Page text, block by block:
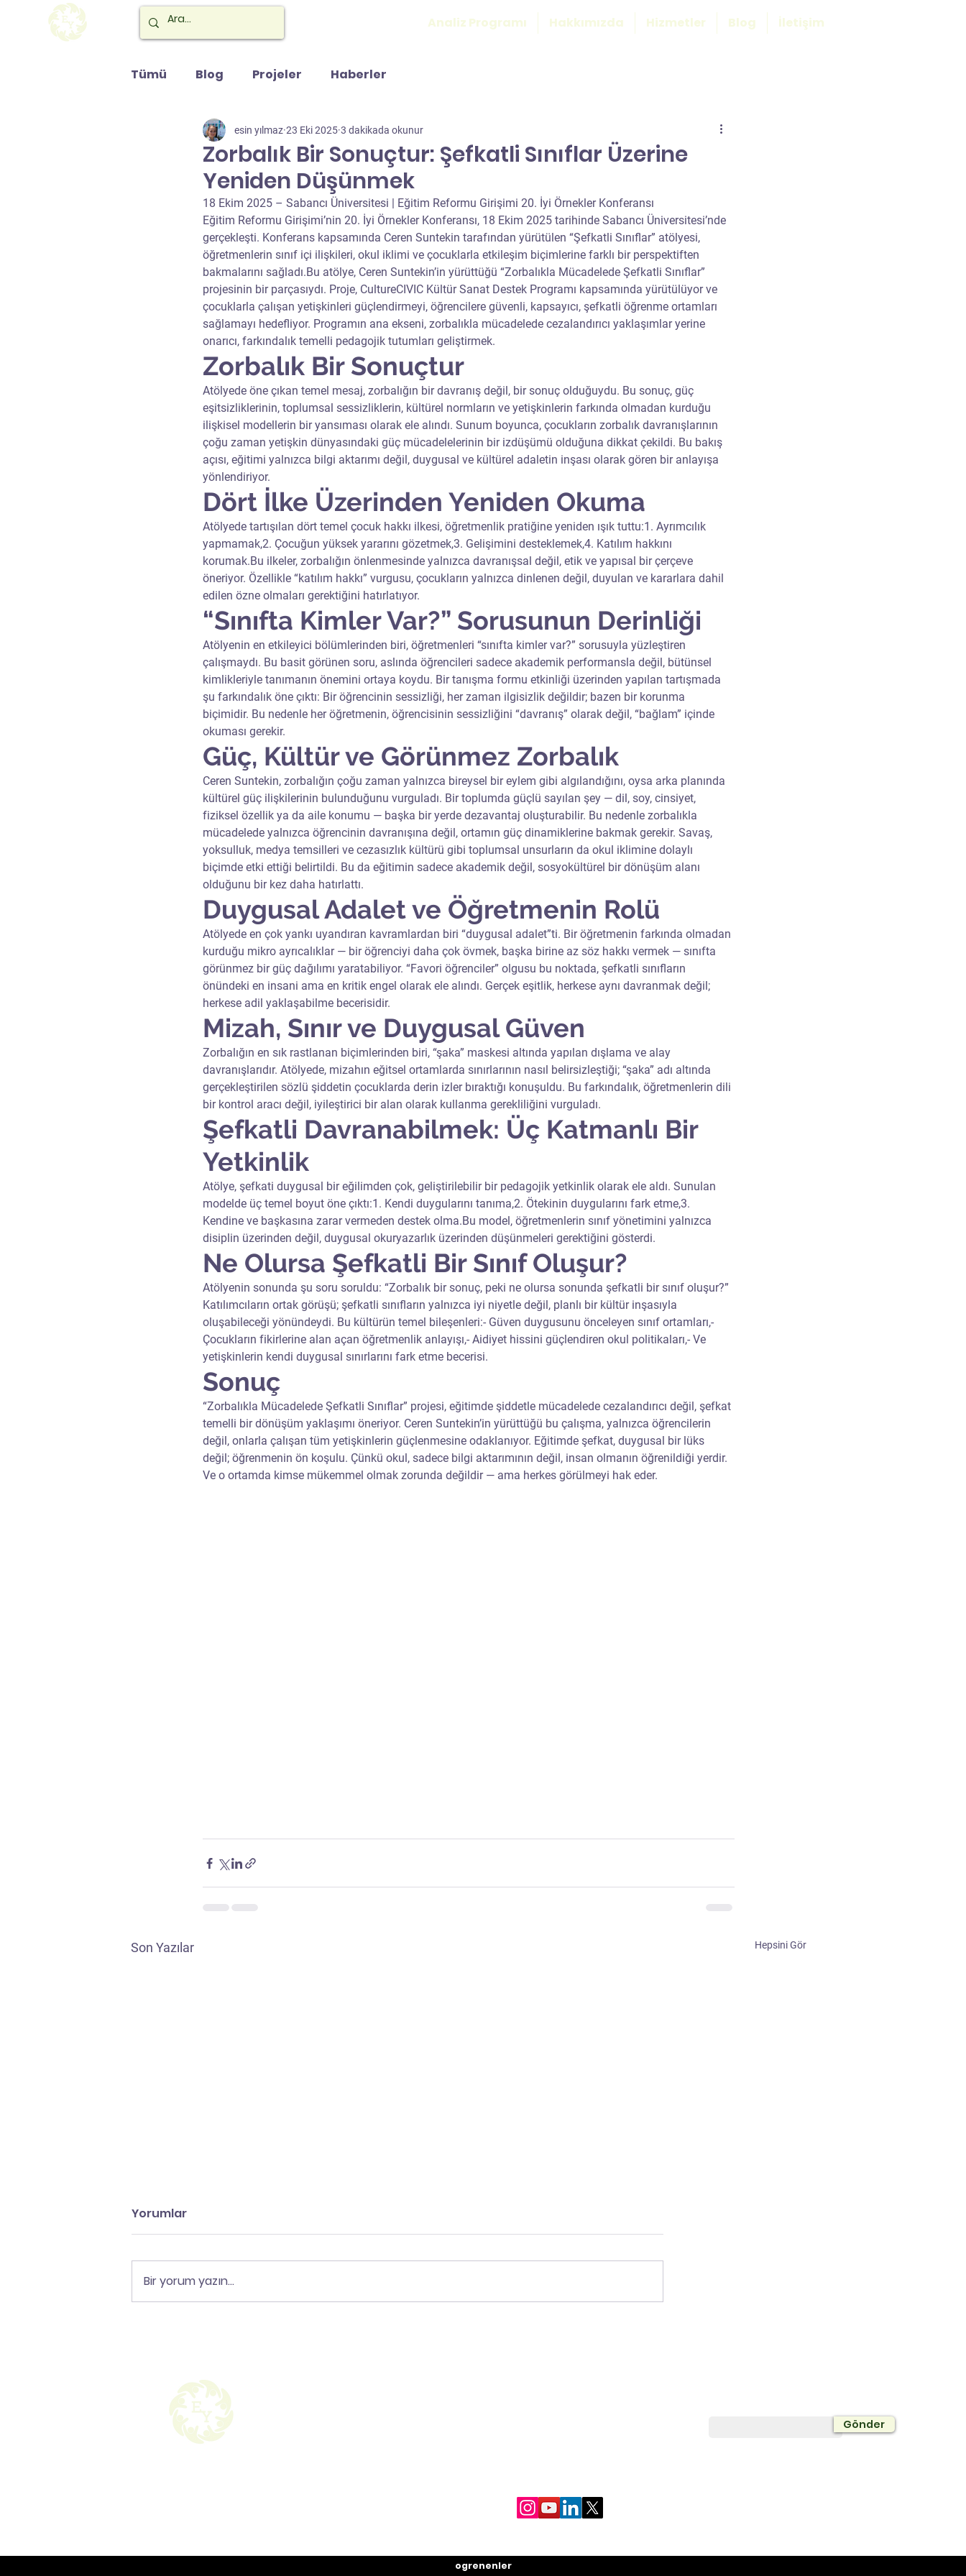
Analiz Programı Hakkımızda Hizmetler Blog İletişim
Tümü Blog Projeler Haberler
Zorbalık Bir Sonuçtur: Şefkatli Sınıflar Üzerine
Yeniden Düşünmek
esin yılmaz 23 Eki 2025 3 dakikada okunur
18 Ekim 2025 – Sabancı Üniversitesi | Eğitim Reformu Girişimi 20. İyi Örnekler Konferansı
Eğitim Reformu Girişimi’nin 20. İyi Örnekler Konferansı, 18 Ekim 2025 tarihinde Sabancı Üniversitesi’nde
gerçekleşti. Konferans kapsamında Ceren Suntekin tarafından yürütülen “Şefkatli Sınıflar” atölyesi,
öğretmenlerin sınıf içi ilişkileri, okul iklimi ve çocuklarla etkileşim biçimlerine farklı bir perspektiften
bakmalarını sağladı.Bu atölye, Ceren Suntekin’in yürüttüğü “Zorbalıkla Mücadelede Şefkatli Sınıflar”
projesinin bir parçasıydı. Proje, CultureCIVIC Kültür Sanat Destek Programı kapsamında yürütülüyor ve
çocuklarla çalışan yetişkinleri güçlendirmeyi, öğrencilere güvenli, kapsayıcı, şefkatli öğrenme ortamları
sağlamayı hedefliyor. Programın ana ekseni, zorbalıkla mücadelede cezalandırıcı yaklaşımlar yerine
onarıcı, farkındalık temelli pedagojik tutumları geliştirmek.
Zorbalık Bir Sonuçtur
Atölyede öne çıkan temel mesaj, zorbalığın bir davranış değil, bir sonuç olduğuydu. Bu sonuç, güç
eşitsizliklerinin, toplumsal sessizliklerin, kültürel normların ve yetişkinlerin farkında olmadan kurduğu
ilişkisel modellerin bir yansıması olarak ele alındı. Sunum boyunca, çocukların zorbalık davranışlarının
çoğu zaman yetişkin dünyasındaki güç mücadelelerinin bir izdüşümü olduğuna dikkat çekildi. Bu bakış
açısı, eğitimi yalnızca bilgi aktarımı değil, duygusal ve kültürel adaletin inşası olarak gören bir anlayışa
yönlendiriyor.
Dört İlke Üzerinden Yeniden Okuma
Atölyede tartışılan dört temel çocuk hakkı ilkesi, öğretmenlik pratiğine yeniden ışık tuttu:1. Ayrımcılık
yapmamak,2. Çocuğun yüksek yararını gözetmek,3. Gelişimini desteklemek,4. Katılım hakkını
korumak.Bu ilkeler, zorbalığın önlenmesinde yalnızca davranışsal değil, etik ve yapısal bir çerçeve
öneriyor. Özellikle “katılım hakkı” vurgusu, çocukların yalnızca dinlenen değil, duyulan ve kararlara dahil
edilen özne olmaları gerektiğini hatırlatıyor.
“Sınıfta Kimler Var?” Sorusunun Derinliği
Atölyenin en etkileyici bölümlerinden biri, öğretmenleri “sınıfta kimler var?” sorusuyla yüzleştiren
çalışmaydı. Bu basit görünen soru, aslında öğrencileri sadece akademik performansla değil, bütünsel
kimlikleriyle tanımanın önemini ortaya koydu. Bir tanışma formu etkinliği üzerinden yapılan tartışmada
şu farkındalık öne çıktı: Bir öğrencinin sessizliği, her zaman ilgisizlik değildir; bazen bir korunma
biçimidir. Bu nedenle her öğretmenin, öğrencisinin sessizliğini “davranış” olarak değil, “bağlam” içinde
okuması gerekir.
Güç, Kültür ve Görünmez Zorbalık
Ceren Suntekin, zorbalığın çoğu zaman yalnızca bireysel bir eylem gibi algılandığını, oysa arka planında
kültürel güç ilişkilerinin bulunduğunu vurguladı. Bir toplumda güçlü sayılan şey — dil, soy, cinsiyet,
fiziksel özellik ya da aile konumu — başka bir yerde dezavantaj oluşturabilir. Bu nedenle zorbalıkla
mücadelede yalnızca öğrencinin davranışına değil, ortamın güç dinamiklerine bakmak gerekir. Savaş,
yoksulluk, medya temsilleri ve cezasızlık kültürü gibi toplumsal unsurların da okul iklimine dolaylı
biçimde etki ettiği belirtildi. Bu da eğitimin sadece akademik değil, sosyokültürel bir dönüşüm alanı
olduğunu bir kez daha hatırlattı.
Duygusal Adalet ve Öğretmenin Rolü
Atölyede en çok yankı uyandıran kavramlardan biri “duygusal adalet”ti. Bir öğretmenin farkında olmadan
kurduğu mikro ayrıcalıklar — bir öğrenciyi daha çok övmek, başka birine az söz hakkı vermek — sınıfta
görünmez bir güç dağılımı yaratabiliyor. “Favori öğrenciler” olgusu bu noktada, şefkatli sınıfların
önündeki en insani ama en kritik engel olarak ele alındı. Gerçek eşitlik, herkese aynı davranmak değil;
herkese adil yaklaşabilme becerisidir.
Mizah, Sınır ve Duygusal Güven
Zorbalığın en sık rastlanan biçimlerinden biri, “şaka” maskesi altında yapılan dışlama ve alay
davranışlarıdır. Atölyede, mizahın eğitsel ortamlarda sınırlarının nasıl belirsizleştiği; “şaka” adı altında
gerçekleştirilen sözlü şiddetin çocuklarda derin izler bıraktığı konuşuldu. Bu farkındalık, öğretmenlerin dili
bir kontrol aracı değil, iyileştirici bir alan olarak kullanma gerekliliğini vurguladı.
Şefkatli Davranabilmek: Üç Katmanlı Bir
Yetkinlik
Atölye, şefkati duygusal bir eğilimden çok, geliştirilebilir bir pedagojik yetkinlik olarak ele aldı. Sunulan
modelde üç temel boyut öne çıktı:1. Kendi duygularını tanıma,2. Ötekinin duygularını fark etme,3.
Kendine ve başkasına zarar vermeden destek olma.Bu model, öğretmenlerin sınıf yönetimini yalnızca
disiplin üzerinden değil, duygusal okuryazarlık üzerinden düşünmeleri gerektiğini gösterdi.
Ne Olursa Şefkatli Bir Sınıf Oluşur?
Atölyenin sonunda şu soru soruldu: “Zorbalık bir sonuç, peki ne olursa sonunda şefkatli bir sınıf oluşur?”
Katılımcıların ortak görüşü; şefkatli sınıfların yalnızca iyi niyetle değil, planlı bir kültür inşasıyla
oluşabileceği yönündeydi. Bu kültürün temel bileşenleri:- Güven duygusunu önceleyen sınıf ortamları,-
Çocukların fikirlerine alan açan öğretmenlik anlayışı,- Aidiyet hissini güçlendiren okul politikaları,- Ve
yetişkinlerin kendi duygusal sınırlarını fark etme becerisi.
Sonuç
“Zorbalıkla Mücadelede Şefkatli Sınıflar” projesi, eğitimde şiddetle mücadelede cezalandırıcı değil, şefkat
temelli bir dönüşüm yaklaşımı öneriyor. Ceren Suntekin’in yürüttüğü bu çalışma, yalnızca öğrencilerin
değil, onlarla çalışan tüm yetişkinlerin güçlenmesine odaklanıyor. Eğitimde şefkat, duygusal bir lüks
değil; öğrenmenin ön koşulu. Çünkü okul, sadece bilgi aktarımının değil, insan olmanın öğrenildiği yerdir.
Ve o ortamda kimse mükemmel olmak zorunda değildir — ama herkes görülmeyi hak eder.
Son Yazılar Hepsini Gör
Yorumlar
Bir yorum yazın...
Gönder
ogrenenler